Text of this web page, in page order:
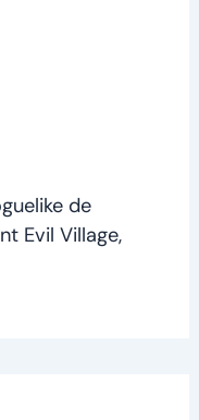
de
Evil Village,